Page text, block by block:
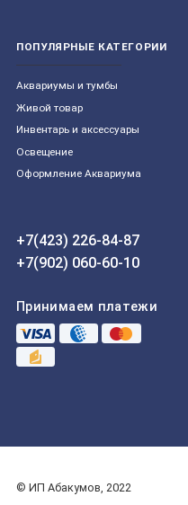
ПОПУЛЯРНЫЕ КАТЕГОРИИ
Aквариумы и тумбы
Живой товар
Инвентарь и аксессуары
Освещение
Оформление Аквариума
+7(423) 226-84-87
+7(902) 060-60-10
Принимаем платежи
© ИП Абакумов, 2022